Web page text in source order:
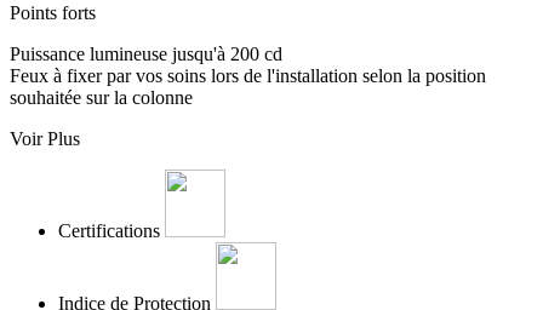
Points forts
Puissance lumineuse jusqu'à 200 cd
Feux à fixer par vos soins lors de l'installation selon la position
souhaitée sur la colonne
Voir Plus
Certifications
Indice de Protection